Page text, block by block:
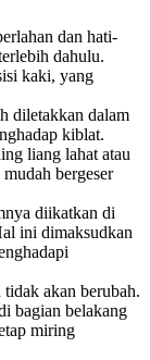
dan hati-
dahulu.
kaki, yang
diletakkan dalam
kiblat.
liang lahat atau
bergeser
diikatkan di
ini dimaksudkan
tidak akan berubah.
bagian belakang
miring